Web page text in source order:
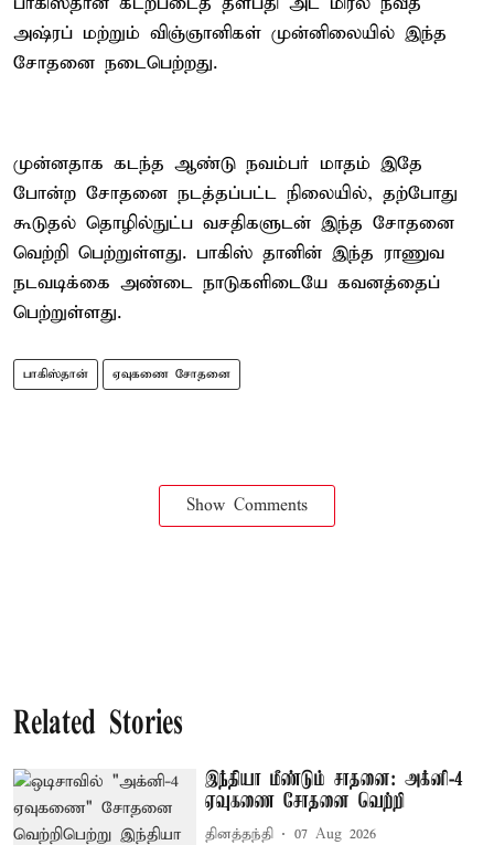
அஷ்ரப் மற்றும் விஞ்ஞானிகள் முன்னிலையில் இந்த
சோதனை நடைபெற்றது.
முன்னதாக கடந்த ஆண்டு நவம்பர் மாதம் இதே
போன்ற சோதனை நடத்தப்பட்ட நிலையில், தற்போது
கூடுதல் தொழில்நுட்ப வசதிகளுடன் இந்த சோதனை
வெற்றி பெற்றுள்ளது. பாகிஸ் தானின் இந்த ராணுவ
நடவடிக்கை அண்டை நாடுகளிடையே கவனத்தைப்
பெற்றுள்ளது.
பாகிஸ்தான் ஏவுகணை சோதனை
Show Comments
Related Stories
இந்தியா மீண்டும் சாதனை: அக்னி-4
ஏவுகணை சோதனை வெற்றி
தினத்தந்தி 07 Aug 2026